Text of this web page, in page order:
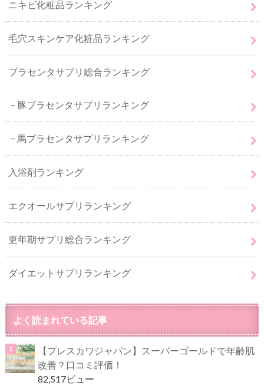
ニキビ化粧品ランキング
毛穴スキンケア化粧品ランキング
プラセンタサプリ総合ランキング
豚プラセンタサプリランキング
馬プラセンタサプリランキング
入浴剤ランキング
エクオールサプリランキング
更年期サプリ総合ランキング
ダイエットサプリランキング
よく読まれている記事
【プレスカワジャパン】スーパーゴールドで年齢肌
改善？口コミ評価！
82,517ビュー